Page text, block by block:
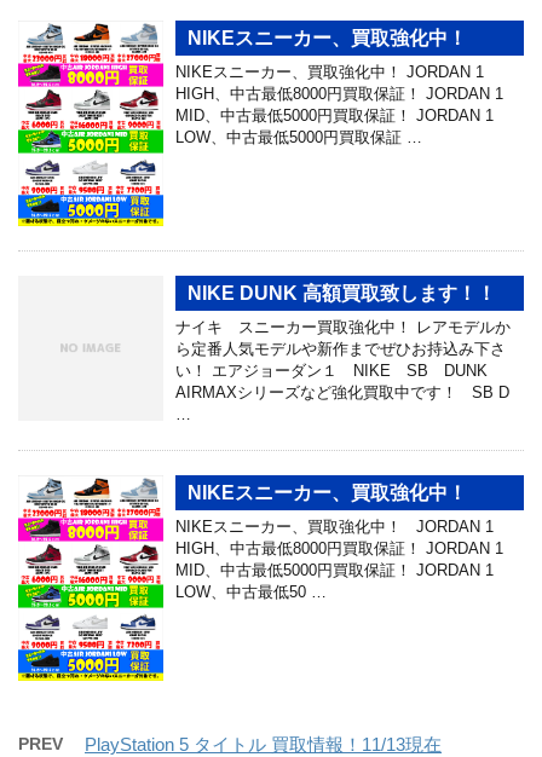
NIKEスニーカー、買取強化中！
NIKEスニーカー、買取強化中！ JORDAN 1
HIGH、中古最低8000円買取保証！ JORDAN 1
MID、中古最低5000円買取保証！ JORDAN 1
LOW、中古最低5000円買取保証 …
NIKE DUNK 高額買取致します！！
ナイキ スニーカー買取強化中！ レアモデルか
ら定番人気モデルや新作までぜひお持込み下さ
い！ エアジョーダン１ NIKE SB DUNK
AIRMAXシリーズなど強化買取中です！ SB D
…
NIKEスニーカー、買取強化中！
NIKEスニーカー、買取強化中！ JORDAN 1
HIGH、中古最低8000円買取保証！ JORDAN 1
MID、中古最低5000円買取保証！ JORDAN 1
LOW、中古最低50 …
PREV PlayStation 5 タイトル 買取情報！11/13現在